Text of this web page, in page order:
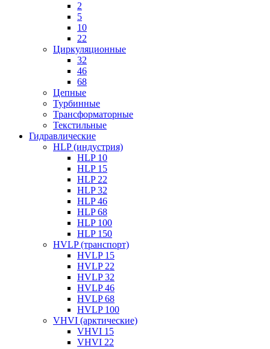
2
5
10
22
Циркуляционные
32
46
68
Цепные
Турбинные
Трансформаторные
Текстильные
Гидравлические
HLP (индустрия)
HLP 10
HLP 15
HLP 22
HLP 32
HLP 46
HLP 68
HLP 100
HLP 150
HVLP (транспорт)
HVLP 15
HVLP 22
HVLP 32
HVLP 46
HVLP 68
HVLP 100
VHVI (арктические)
VHVI 15
VHVI 22